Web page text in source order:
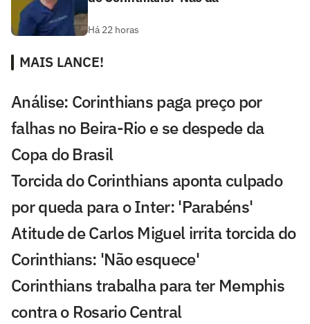
Há 22 horas
MAIS LANCE!
Análise: Corinthians paga preço por
falhas no Beira-Rio e se despede da
Copa do Brasil
Torcida do Corinthians aponta culpado
por queda para o Inter: 'Parabéns'
Atitude de Carlos Miguel irrita torcida do
Corinthians: 'Não esquece'
Corinthians trabalha para ter Memphis
contra o Rosario Central